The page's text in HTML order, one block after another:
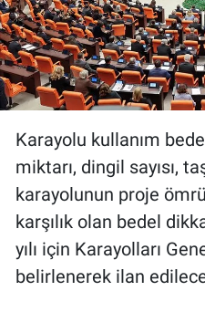
Karayolu kullanım
miktarı, dingil sayısı,
karayolunun proje
karşılık olan bedel
yılı için Karayolları
belirlenerek ilan